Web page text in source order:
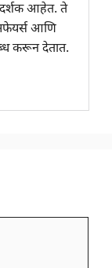
आहेत. ते
आणि
करून देतात.